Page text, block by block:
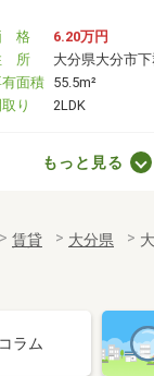
格
6.20万円
所
大分県大分市
面積 55.5m²
り
2LDK
１丁目
有面積
29.47m²
6.90万円
もっと見る
賃貸 大分県
ラム